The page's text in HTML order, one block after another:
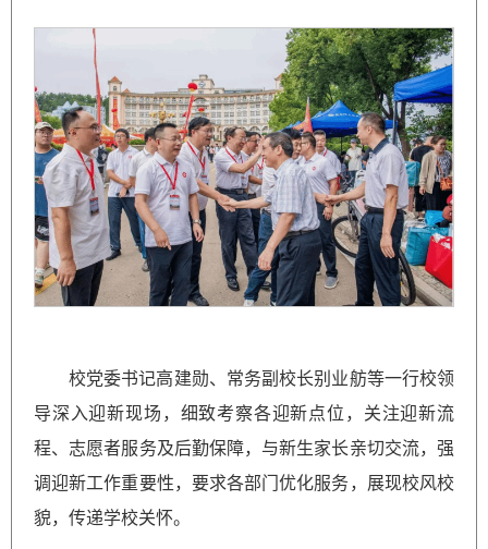
校党委书记高建勋、常务副校长别业舫等一行校领
导深入迎新现场，细致考察各迎新点位，关注迎新流
程、志愿者服务及后勤保障，与新生家长亲切交流，强
调迎新工作重要性，要求各部门优化服务，展现校风校
貌，传递学校关怀。